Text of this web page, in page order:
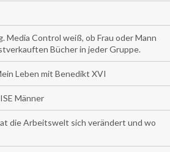
Media Control weiß, ob Frau oder Mann
Bücher in jeder Gruppe.
Leben mit Benedikt XVI
Männer
die Arbeitswelt sich verändert und wo